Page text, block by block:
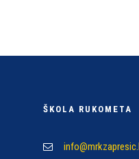
ŠKOLA RUKOMETA